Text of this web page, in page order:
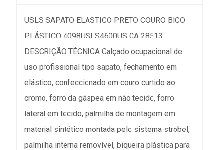
USLS SAPATO ELASTICO PRETO COURO BICO
PLÁSTICO 4098USLS4600US CA 28513
DESCRIÇÃO TÉCNICA Calçado ocupacional de
uso profissional tipo sapato, fechamento em
elástico, confeccionado em couro curtido ao
cromo, forro da gáspea em não tecido, forro
lateral em tecido, palmilha de montagem em
material sintético montada pelo sistema strobel,
palmilha interna removível, biqueira plástica para